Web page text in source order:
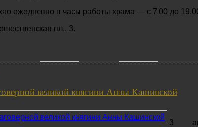
ежедневно в часы работы храма — с 7.00 до
пл., 3.
великой княгини Анны Кашинской
3